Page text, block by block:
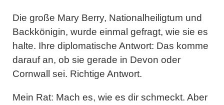
Die große Mary Berry, Nationalheiligtum und
Backkönigin, wurde einmal gefragt, wie sie es
halte. Ihre diplomatische Antwort: Das komme
darauf an, ob sie gerade in Devon oder
Cornwall sei. Richtige Antwort.
Mein Rat: Mach es, wie es dir schmeckt. Aber